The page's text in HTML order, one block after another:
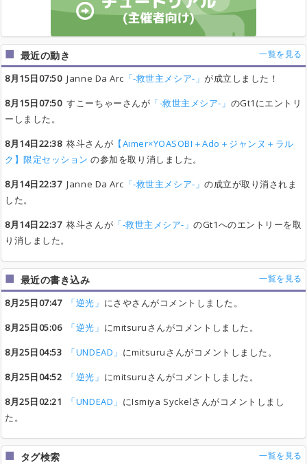
最近の動き 一覧を見る
8月15日07:50Janne Da Arc 「-救世主メシア-」が成立しました！
8月15日07:50すこーちゃーさんが 「-救世主メシア-」 のGt1にエントリ
ーしました。
8月14日22:38柊斗さんが 【Aimer×YOASOBI＋Ado＋ジャンヌ＋ラル
ク】限定セッションの参加を取り消しました。
8月14日22:37Janne Da Arc 「-救世主メシア-」の成立が取り消されま
した。
8月14日22:37柊斗さんが 「-救世主メシア-」のGt1へのエントリーを取
り消しました。
最近の書き込み 一覧を見る
8月25日07:47 「逆光」 にさやさんがコメントしました。
8月25日05:06
「逆光」 にmitsuruさんがコメントしました。
8月25日04:53
「UNDEAD」 にmitsuruさんがコメントしました。
8月25日04:52
「逆光」 にmitsuruさんがコメントしました。
8月25日02:21
「UNDEAD」 にIsmiya Syckelさんがコメントしまし
た。
タグ検索 一覧を見る